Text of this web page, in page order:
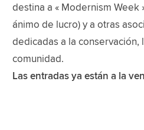
destina a « Modernism Week
ánimo de lucro) y a otras
dedicadas a la conservación,
comunidad.
Las entradas ya están a la